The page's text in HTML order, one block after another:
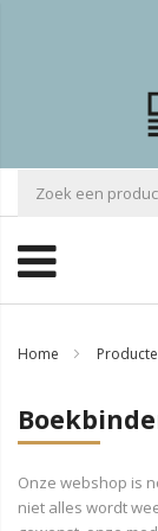
Home
Onze webshop is
niet alles wordt